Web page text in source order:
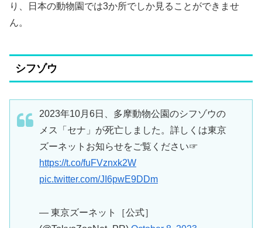
り、日本の動物園では3か所でしか見ることができませ
ん。
シフゾウ
2023年10月6日、多摩動物公園のシフゾウの
メス「セナ」が死亡しました。詳しくは東京
ズーネットお知らせをご覧ください☞
https://t.co/fuFVznxk2W
pic.twitter.com/JI6pwE9DDm
— 東京ズーネット［公式］